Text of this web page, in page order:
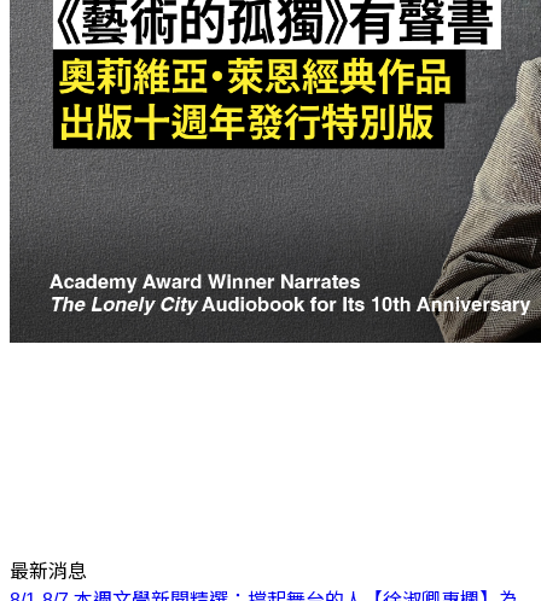
最新消息